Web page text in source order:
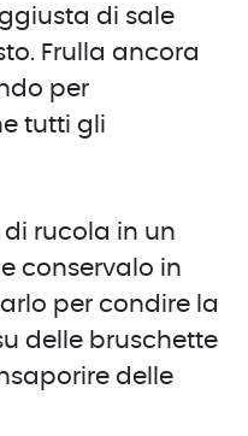
di sale
Frulla ancora
per
tutti gli
di rucola in un
conservalo in
per condire la
delle bruschette
delle